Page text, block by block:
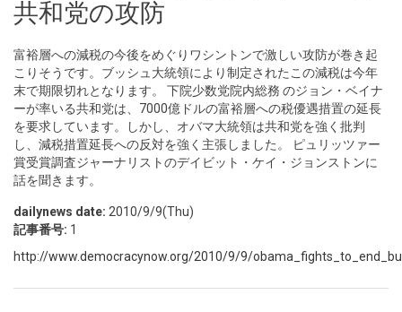
共和党の攻防
富裕層への減税の今後をめぐりワシントンで激しい攻防が巻き起
こりそうです。ブッシュ大統領により制定されたこの減税は今年
末で期限切れとなります。 下院少数党院内総務 のジョン・ベイナ
ーが率いる共和党は、7000億ドルの富裕層への税優遇措置の延長
を要求しています。しかし、オバマ大統領は共和党を強く批判
し、減税措置延長への反対を強く主張しました。 ピュリッツァー
賞受賞調査ジャーナリストのデイビット・ケイ・ジョンストンに
話を聞きます。
dailynews date: 2010/9/9(Thu)
記事番号: 1
http://www.democracynow.org/2010/9/9/